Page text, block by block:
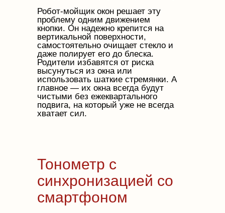
Робот-мойщик окон решает эту
проблему одним движением
кнопки. Он надежно крепится на
вертикальной поверхности,
самостоятельно очищает стекло и
даже полирует его до блеска.
Родители избавятся от риска
высунуться из окна или
использовать шаткие стремянки. А
главное — их окна всегда будут
чистыми без ежеквартального
подвига, на который уже не всегда
хватает сил.
Тонометр с
синхронизацией со
смартфоном